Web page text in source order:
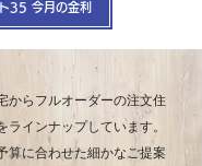
35 今月の金利
からフルオーダーの注文住
ラインナップしています。
算に合わせた細かなご提案